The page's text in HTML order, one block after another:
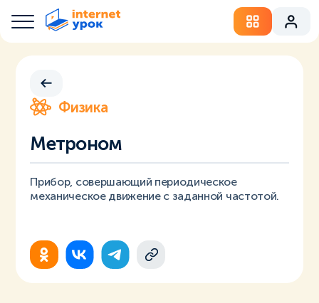
Физика
Метроном
Прибор, совершающий периодическое
механическое движение с заданной частотой.